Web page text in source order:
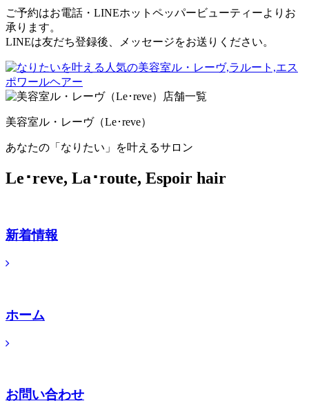
ご予約はお電話・LINEホットペッパービューティーよりお
承ります。
LINEは友だち登録後、メッセージをお送りください。
美容室ル・レーヴ（Le･reve）
あなたの「なりたい」を叶えるサロン
Le･reve, La･route, Espoir hair
新着情報
ホーム
お問い合わせ